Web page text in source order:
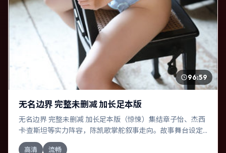
96:59
无名边界 完整未删减 加长足本版
无名边界 完整未删减 加长足本版（惊悚）集结章子怡、杰西
卡·查斯坦等实力阵容，陈凯歌掌舵叙事走向。故事舞台设定
于法国，围绕一次意外选择展开连锁反应；配乐与色彩高度
高清 流畅